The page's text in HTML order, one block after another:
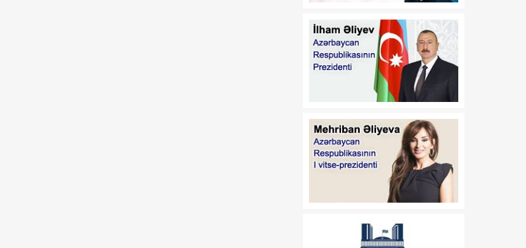
yaddaşa cavabdeh olan
kiçilməsinə səbəb olur
06 Avqust
Azərbaycanda keçirilməsi
planlaşdırılan beynəlxalq
şahmat yarışları müzakirə
20:09
06 Avqust
Siyasi şərhçi: Münaqişələr
gec-tez başa çatsa da, bu,
Orta Dəhlizin strateji
əhəmiyyətini
20:02
06 Avqust
2026/2027-ci tədris ilində
Akademiyasında seçmə
fənlər bloku yenilənəcək
19:55